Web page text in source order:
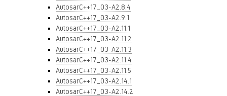
AutosarC++17_03-A2.8.4
AutosarC++17_03-A2.9.1
AutosarC++17_03-A2.11.1
AutosarC++17_03-A2.11.2
AutosarC++17_03-A2.11.3
AutosarC++17_03-A2.11.4
AutosarC++17_03-A2.11.5
AutosarC++17_03-A2.14.1
AutosarC++17_03-A2.14.2